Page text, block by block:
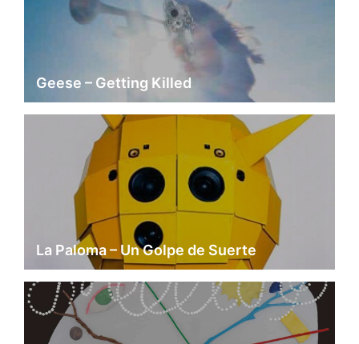
Geese – Getting Killed
La Paloma – Un Golpe de Suerte